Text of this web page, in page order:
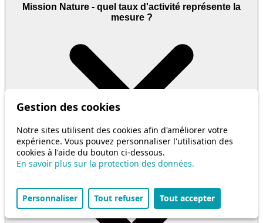
Mission Nature - quel taux d'activité représente la
mesure ?
Mission Nature - quels sont les prérequis pour suivre
les ateliers ?
Gestion des cookies
Notre sites utilisent des cookies afin d'améliorer votre
expérience. Vous pouvez personnaliser l'utilisation des
cookies à l'aide du bouton ci-dessous.
En savoir plus sur la protection des données.
Personnaliser Tout refuser Tout accepter